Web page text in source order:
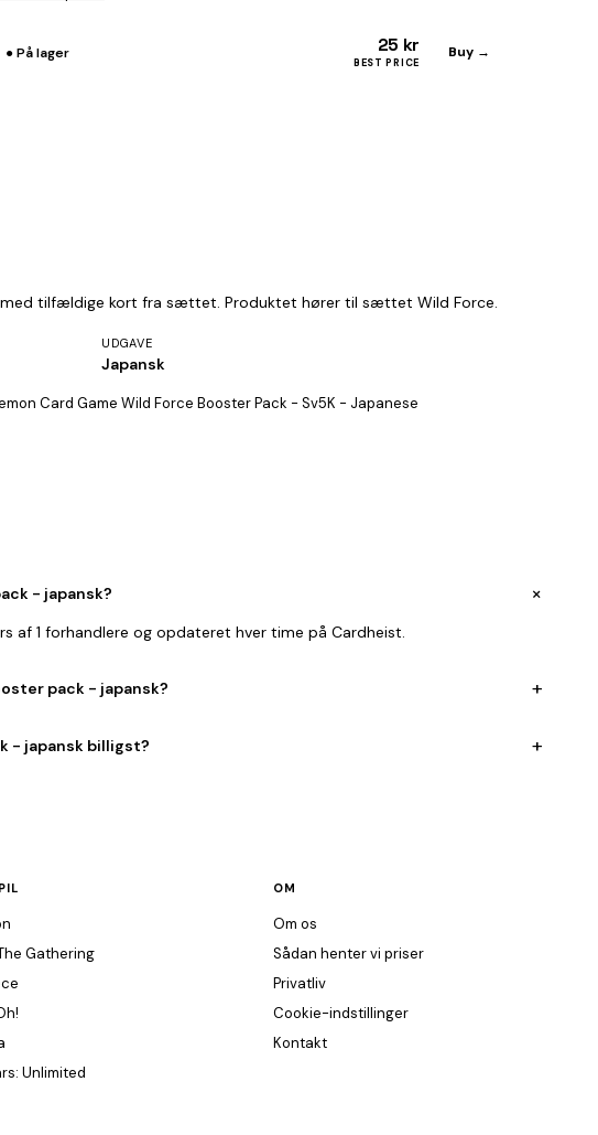
● På lager 25 kr
BEST PRICE
Buy →
med tilfældige kort fra sættet. Produktet hører til sættet Wild Force.
UDGAVE
Japansk
Card Game Wild Force Booster Pack - Sv5K - Japanese
- japansk? +
af 1 forhandlere og opdateret hver time på Cardheist.
pack - japansk? +
- japansk billigst? +
Gathering
Unlimited
OM
Om os
Sådan henter vi priser
Privatliv
Cookie-indstillinger
Kontakt